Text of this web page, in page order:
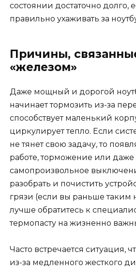
состоянии достаточно долго,
правильно ухаживать за
Причины,
«железом»
Даже мощный и дорогой
начинает тормозить из-за
способствует маленький
циркулирует тепло. Если
не тянет свою задачу, то
работе, торможение или даже
самопроизвольное
разобрать и почистить
грязи (если вы раньше таким
лучше обратитесь к
термопасту на жизненно
Часто встречается ситуация,
из-за медленного жесткого